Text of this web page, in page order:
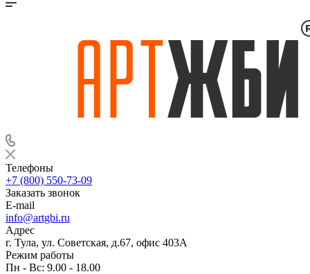
Телефоны
+7 (800) 550-73-09
Заказать звонок
E-mail
info@artgbi.ru
Адрес
г. Тула, ул. Советская, д.67, офис 403А
Режим работы
Пн - Вс: 9.00 - 18.00